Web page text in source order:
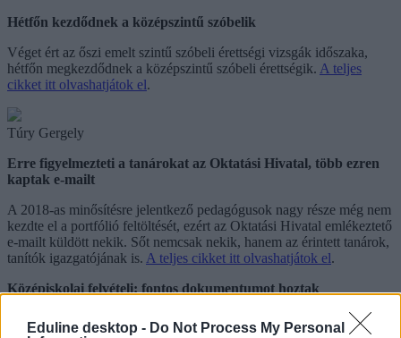
Eduline desktop - Do Not Process My Personal
Hétfőn kezdődnek a középszintű szóbelik
Véget ért az őszi emelt szintű szóbeli érettségi vizsgák időszaka,
hétfőn megkezdődnek a középszintű szóbeli érettségik. A teljes
cikket itt olvashatjátok el.
Túry Gergely
Erre figyelmezteti a tanárokat az Oktatási Hivatal, több ezren
kaptak e-mailt
A 2018-as minősítésre jelentkező pedagógusok nagy része még nem
kezdte el a portfólió feltöltését, ezért az Oktatási Hivatal emlékeztető
e-mailt küldött nekik. Sőt nemcsak nekik, hanem az érintett tanárok,
tanítók igazgatójának is. A teljes cikket itt olvashatjátok el.
Középiskolai felvételi: fontos dokumentumot hoztak
Az Oktatási Hivatal nyilvánosságra hozta a központi írásbeli vizsgát